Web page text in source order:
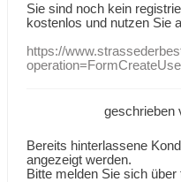
Sie sind noch kein
kostenlos und nutzen Sie
https://
geschrieben
Bereits hinterlassene
angezeigt werden.
Bitte melden Sie sich über